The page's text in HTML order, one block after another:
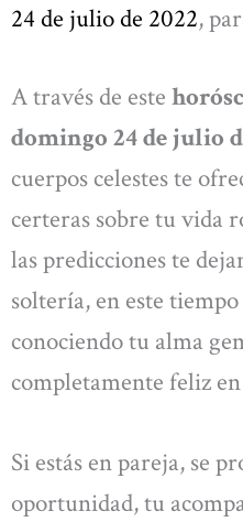
24 de julio de 2022,
A través de este
domingo 24 de julio
cuerpos celestes te
certeras sobre tu vida
las predicciones te
soltería, en este
conociendo tu alma
completamente feliz
Si estás en pareja, se
oportunidad, tu